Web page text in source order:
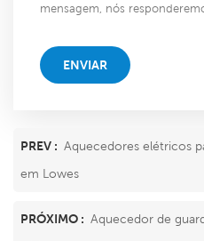
mensagem, nós
ENVIAR
PREV : Aquecedores elétricos
em Lowes
PRÓXIMO : Aquecedor de